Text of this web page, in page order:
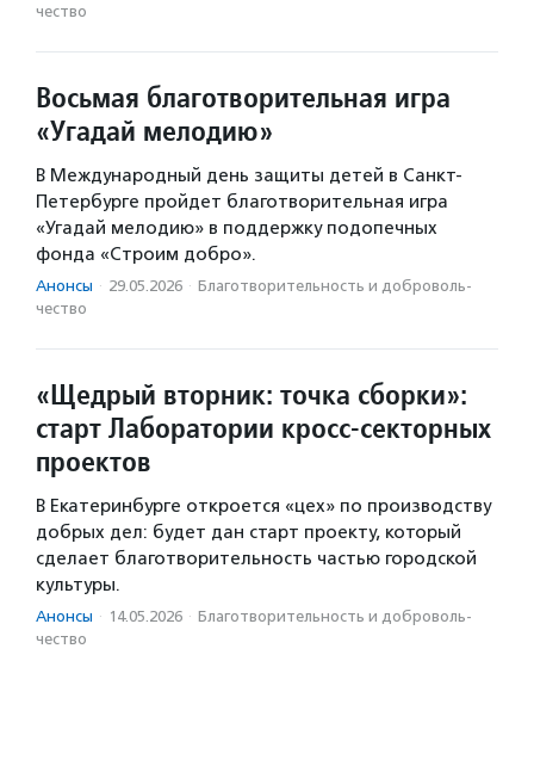
чест­во
Восьмая благотворительная игра
«Угадай мелодию»
В Международный день защиты детей в Санкт-
Петербурге пройдет благотворительная игра
«Угадай мелодию» в поддержку подопечных
фонда «Строим добро».
Анонсы · 29.05.2026 · Благотвори­тель­ность и доброволь­
чест­во
«Щедрый вторник: точка сборки»:
старт Лаборатории кросс-секторных
проектов
В Екатеринбурге откроется «цех» по производству
добрых дел: будет дан старт проекту, который
сделает благотворительность частью городской
культуры.
Анонсы · 14.05.2026 · Благотвори­тель­ность и доброволь­
чест­во